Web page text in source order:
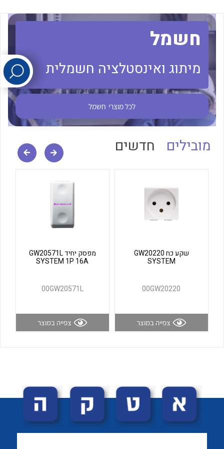
לכל מוצרי היצרן
לכל מוצרי היצרן לכל מוצרי היצרן
חשמל
מיתוג ואינסטלציה חשמלית
לכל מוצרי חשמל
מובילים חדשים
שקע כח GW20220
SYSTEM
00GW20220
צפייה במוצר
מפסק יחיד GW20571L
SYSTEM 1P 16A
00GW20571L
צפייה במוצר